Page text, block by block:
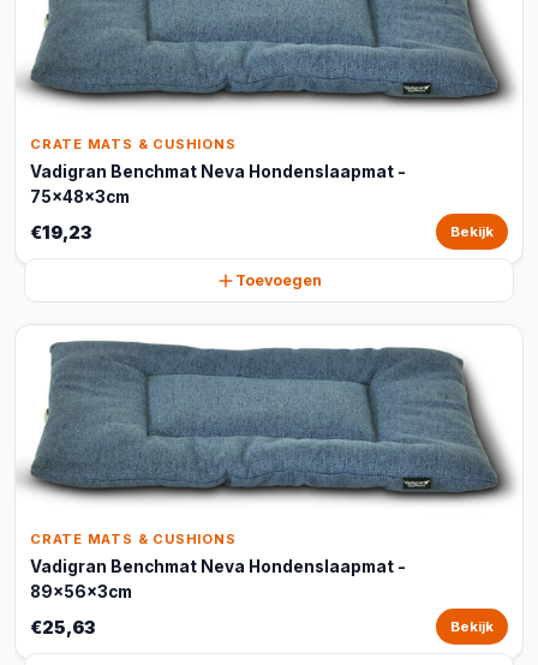
CRATE MATS & CUSHIONS
Vadigran Benchmat Neva Hondenslaapmat -
75x48x3cm
€19,23 Bekijk
Toevoegen
CRATE MATS & CUSHIONS
Vadigran Benchmat Neva Hondenslaapmat -
89x56x3cm
€25,63 Bekijk